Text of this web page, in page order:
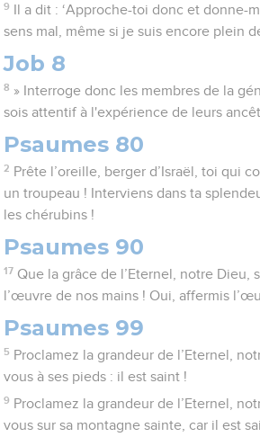
9
Il a dit : ‘Approche-toi donc et donne-
sens mal, même si je suis encore plein
Job 8
8 » Interroge donc les membres de la
sois attentif à l'expérience de leurs
Psaumes 80
2 Prête l’oreille, berger d’Israël, toi qui
un troupeau ! Interviens dans ta
les chérubins !
Psaumes 90
17 Que la grâce de l’Eternel, notre Dieu,
l’œuvre de nos mains ! Oui, affermis
Psaumes 99
5 Proclamez la grandeur de l’Eternel,
vous à ses pieds : il est saint !
9 Proclamez la grandeur de l’Eternel,
vous sur sa montagne sainte, car il est